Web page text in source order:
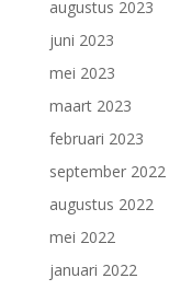
augustus 2023
juni 2023
mei 2023
maart 2023
februari 2023
september 2022
augustus 2022
mei 2022
januari 2022